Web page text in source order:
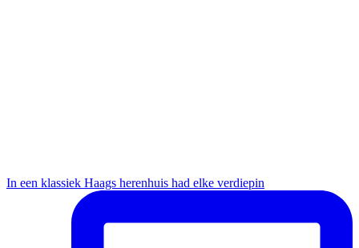
In een klassiek Haags herenhuis had elke verdiepin